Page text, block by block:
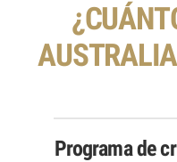
Programa de